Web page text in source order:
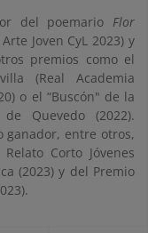
del poemario Flor
Joven CyL 2023) y
premios como el
(Real Academia
o el “Buscón" de la
Quevedo (2022).
ganador, entre otros,
Corto Jóvenes
(2023) y del Premio